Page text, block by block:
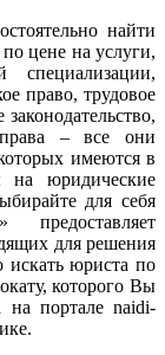
найти
цене на услуги,
специализации,
право, трудовое
– все они
имеются в
на юридические
для себя
для решения
юриста по
которого Вы
портале naidi-